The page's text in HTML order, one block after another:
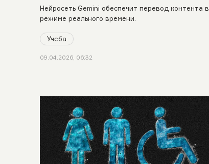
Нейросеть Gemini обеспечит перевод контента в
режиме реального времени.
Учеба
09.04.2026, 06:32